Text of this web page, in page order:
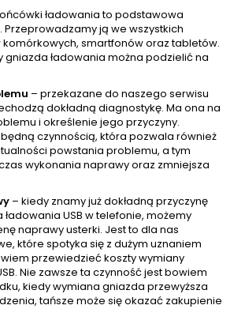
ładowania to podstawowa
ją we wszystkich
smartfonów oraz tabletów.
gniazda ładowania można podzielić na
– przekazane do naszego serwisu
dokładną diagnostykę. Ma ona na
i określenie jego przyczyny.
czynnością, która pozwala również
powstania problemu, a tym
wykonania naprawy oraz zmniejsza
– kiedy znamy już dokładną przyczynę
USB w telefonie, możemy
naprawy usterki. Jest to dla nas
które spotyka się z dużym uznaniem
przewiedzieć koszty wymiany
Nie zawsze ta czynność jest bowiem
kiedy wymiana gniazda przewyższa
tańsze może się okazać zakupienie